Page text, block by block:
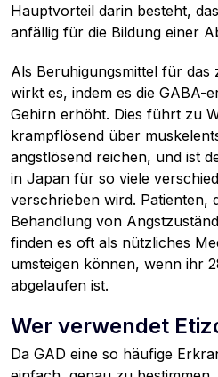
Hauptvorteil darin besteht,
anfällig für die Bildung einer
Als Beruhigungsmittel für das
wirkt es, indem es die GABA-
Gehirn erhöht. Dies führt zu
krampflösend über
angstlösend reichen, und ist
in Japan für so viele
verschrieben wird. Patienten,
Behandlung von
finden es oft als nützliches
umsteigen können, wenn ihr
abgelaufen ist.
Wer verwendet
Da GAD eine so häufige